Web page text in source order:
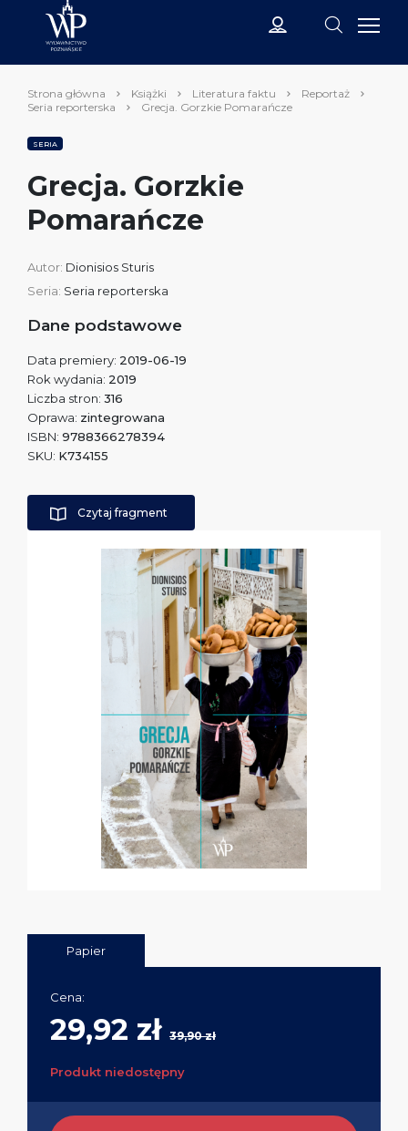
Strona główna Książki Literatura faktu
Reportaż
Seria reporterska
Grecja. Gorzkie Pomarańcze
SERIA
Grecja. Gorzkie
Pomarańcze
Autor: Dionisios Sturis
Seria: Seria reporterska
Dane podstawowe
Data premiery: 2019-06-19
Rok wydania: 2019
Liczba stron: 316
Oprawa: zintegrowana
ISBN: 9788366278394
SKU: K734155
Czytaj fragment
Papier
Cena:
29,92 zł 39,90 zł
Produkt niedostępny